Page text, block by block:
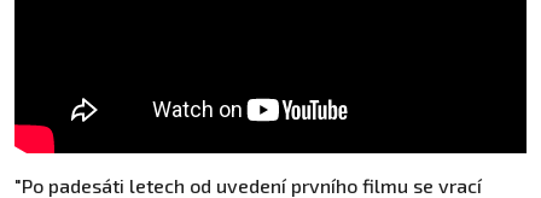
"Po padesáti letech od uvedení prvního filmu se vrací